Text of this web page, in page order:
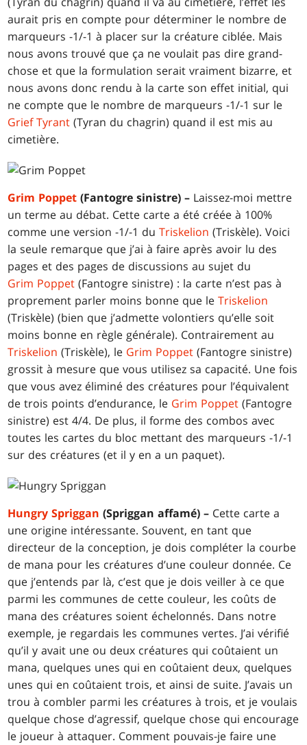
aurait pris en compte pour déterminer le nombre de
marqueurs -1/-1 à placer sur la créature ciblée. Mais
nous avons trouvé que ça ne voulait pas dire grand-
chose et que la formulation serait vraiment bizarre, et
nous avons donc rendu à la carte son effet initial, qui
ne compte que le nombre de marqueurs -1/-1 sur le
Grief Tyrant (Tyran du chagrin) quand il est mis au
cimetière.
Grim Poppet (Fantogre sinistre) – Laissez-moi mettre
un terme au débat. Cette carte a été créée à 100%
comme une version -1/-1 duTriskelion (Triskèle). Voici
la seule remarque que j’ai à faire après avoir lu des
pages et des pages de discussions au sujet du
Grim Poppet (Fantogre sinistre) : la carte n’est pas à
proprement parler moins bonne que leTriskelion
(Triskèle) (bien que j’admette volontiers qu’elle soit
moins bonne en règle générale). Contrairement au
Triskelion (Triskèle), le Grim Poppet (Fantogre sinistre)
grossit à mesure que vous utilisez sa capacité. Une fois
que vous avez éliminé des créatures pour l’équivalent
de trois points d’endurance, le Grim Poppet (Fantogre
sinistre) est 4/4. De plus, il forme des combos avec
toutes les cartes du bloc mettant des marqueurs -1/-1
sur des créatures (et il y en a un paquet).
Hungry Spriggan (Spriggan affamé) – Cette carte a
une origine intéressante. Souvent, en tant que
directeur de la conception, je dois compléter la courbe
de mana pour les créatures d’une couleur donnée. Ce
que j’entends par là, c’est que je dois veiller à ce que
parmi les communes de cette couleur, les coûts de
mana des créatures soient échelonnés. Dans notre
exemple, je regardais les communes vertes. J’ai vérifié
qu’il y avait une ou deux créatures qui coûtaient un
mana, quelques unes qui en coûtaient deux, quelques
unes qui en coûtaient trois, et ainsi de suite. J’avais un
trou à combler parmi les créatures à trois, et je voulais
quelque chose d’agressif, quelque chose qui encourage
le joueur à attaquer. Comment pouvais-je faire une